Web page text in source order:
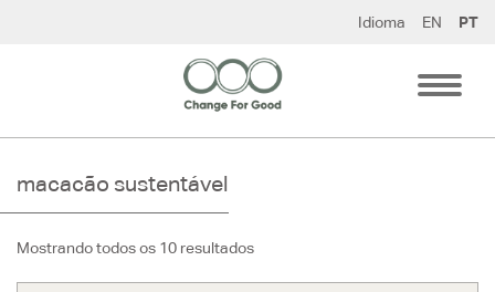
Idioma EN PT
macacão sustentável
Mostrando todos os 10 resultados